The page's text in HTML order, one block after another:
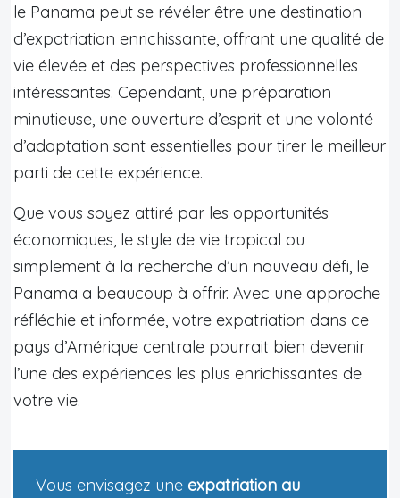
le Panama peut se révéler être une destination
d’expatriation enrichissante, offrant une qualité de
vie élevée et des perspectives professionnelles
intéressantes. Cependant, une préparation
minutieuse, une ouverture d’esprit et une volonté
d’adaptation sont essentielles pour tirer le meilleur
parti de cette expérience.
Que vous soyez attiré par les opportunités
économiques, le style de vie tropical ou
simplement à la recherche d’un nouveau défi, le
Panama a beaucoup à offrir. Avec une approche
réfléchie et informée, votre expatriation dans ce
pays d’Amérique centrale pourrait bien devenir
l’une des expériences les plus enrichissantes de
votre vie.
Vous envisagez une expatriation au